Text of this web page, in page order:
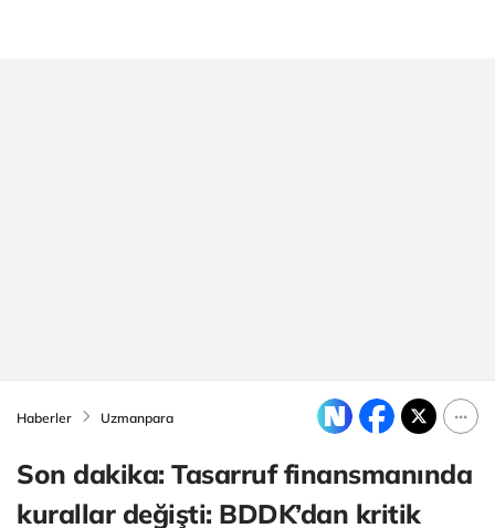
Haberler Uzmanpara
Son dakika: Tasarruf finansmanında
kurallar değişti: BDDK’dan kritik